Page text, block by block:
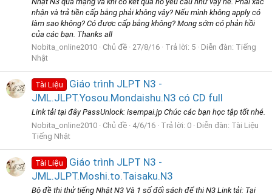
nhận và trả tiền cấp bằng phải không vậy? Nếu mình không apply có
làm sao không? Có được cấp bằng không? Mong sớm có phản hồi
của các bạn. Thanks all
Nobita_online2010
Chủ đề 27/8/16 Trả lời: 5 Diễn đàn: Tiếng
Nhật
Tài Liệu
Giáo trình JLPT N3 -
JML.JLPT.Yosou.Mondaishu.N3 có CD full
Link tải tại đây PassUnlock: isempai.jp Chúc các bạn học tập tốt nhé.
Nobita_online2010
Chủ đề 4/6/16 Trả lời: 0 Diễn đàn: Tài Liệu
Tiếng Nhật
Tài Liệu
Giáo trình JLPT N3 -
JML.JLPT.Moshi.to.Taisaku.N3
Bộ đề thi thử tiếng Nhật N3 Và 1 số đối sách để thi N3 Link tải: Tại